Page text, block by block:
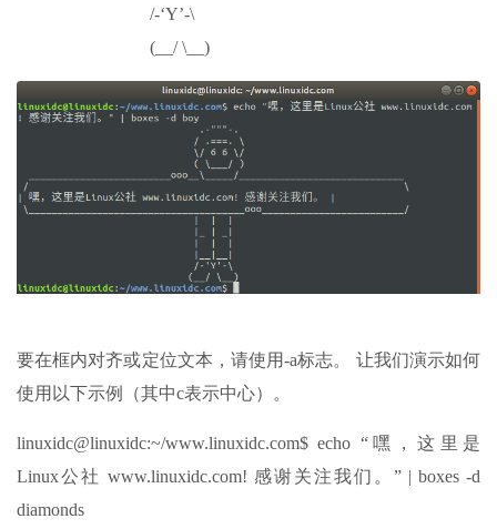
/-‘Y’-\
(__/ \__)
要在框内对齐或定位文本，请使用-a标志。 让我们演示如何
使用以下示例（其中c表示中心）。
linuxidc@linuxidc:~/www.linuxidc.com$ echo “嘿，这里是
Linux公社 www.linuxidc.com! 感谢关注我们。” | boxes -d
diamonds